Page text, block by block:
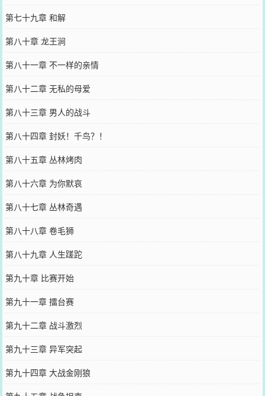
第七十九章 和解
第八十章 龙王涧
第八十一章 不一样的亲情
第八十二章 无私的母爱
第八十三章 男人的战斗
第八十四章 封妖！千鸟？！
第八十五章 丛林烤肉
第八十六章 为你默哀
第八十七章 丛林奇遇
第八十八章 卷毛狮
第八十九章 人生蹉跎
第九十章 比赛开始
第九十一章 擂台赛
第九十二章 战斗激烈
第九十三章 异军突起
第九十四章 大战金刚狼